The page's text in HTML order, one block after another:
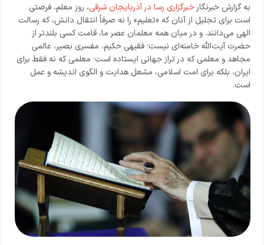
به گزارش خبرنگار خبرگزاری رسا در آذربایجان شرقی، روز معلم، فرصتی
است برای تجلیل از آنان که «تعلیم» را نه صرفاً انتقال دانش، که رسالت
الهی می‌دانند. و در میان همه معلمان عصر ما، قامت کسی بلندتر از
حضرت آیت‌الله خامنه‌ای نیست؛ فقیهی حکیم، مفسری بصیر، عالمی
مجاهد و معلمی که در تراز جهانی ایستاده است؛ معلمی که نه فقط برای
ایران، بلکه برای امت اسلامی، مشعل هدایت و الگوی اندیشه و عمل
است.